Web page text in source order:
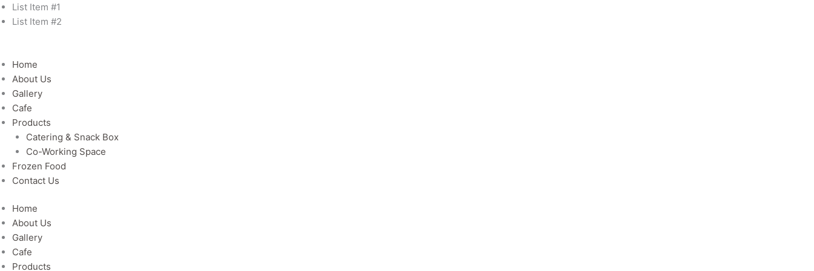
Skip
to
List Item #1
List Item #2
Home
About Us
Gallery
Cafe
Products
Catering & Snack Box
Co-Working Space
Frozen Food
Contact Us
Home
About Us
Gallery
Cafe
Products